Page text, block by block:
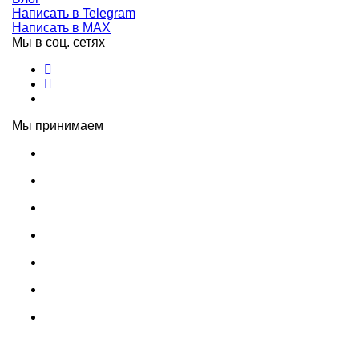
Написать в Telegram
Написать в MAX
Мы в соц. сетях
Мы принимаем